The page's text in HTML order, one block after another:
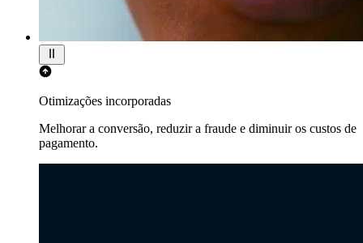
Otimizações incorporadas
Melhorar a conversão, reduzir a fraude e diminuir os custos de
pagamento.